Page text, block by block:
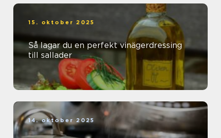
15. oktober 2025
Så lagar du en perfekt vinägerdressing
till sallader
14. oktober 2025